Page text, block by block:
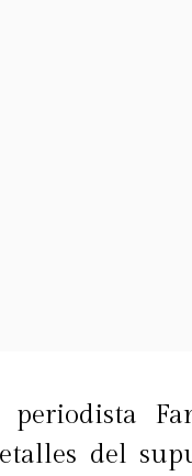
periodista
del